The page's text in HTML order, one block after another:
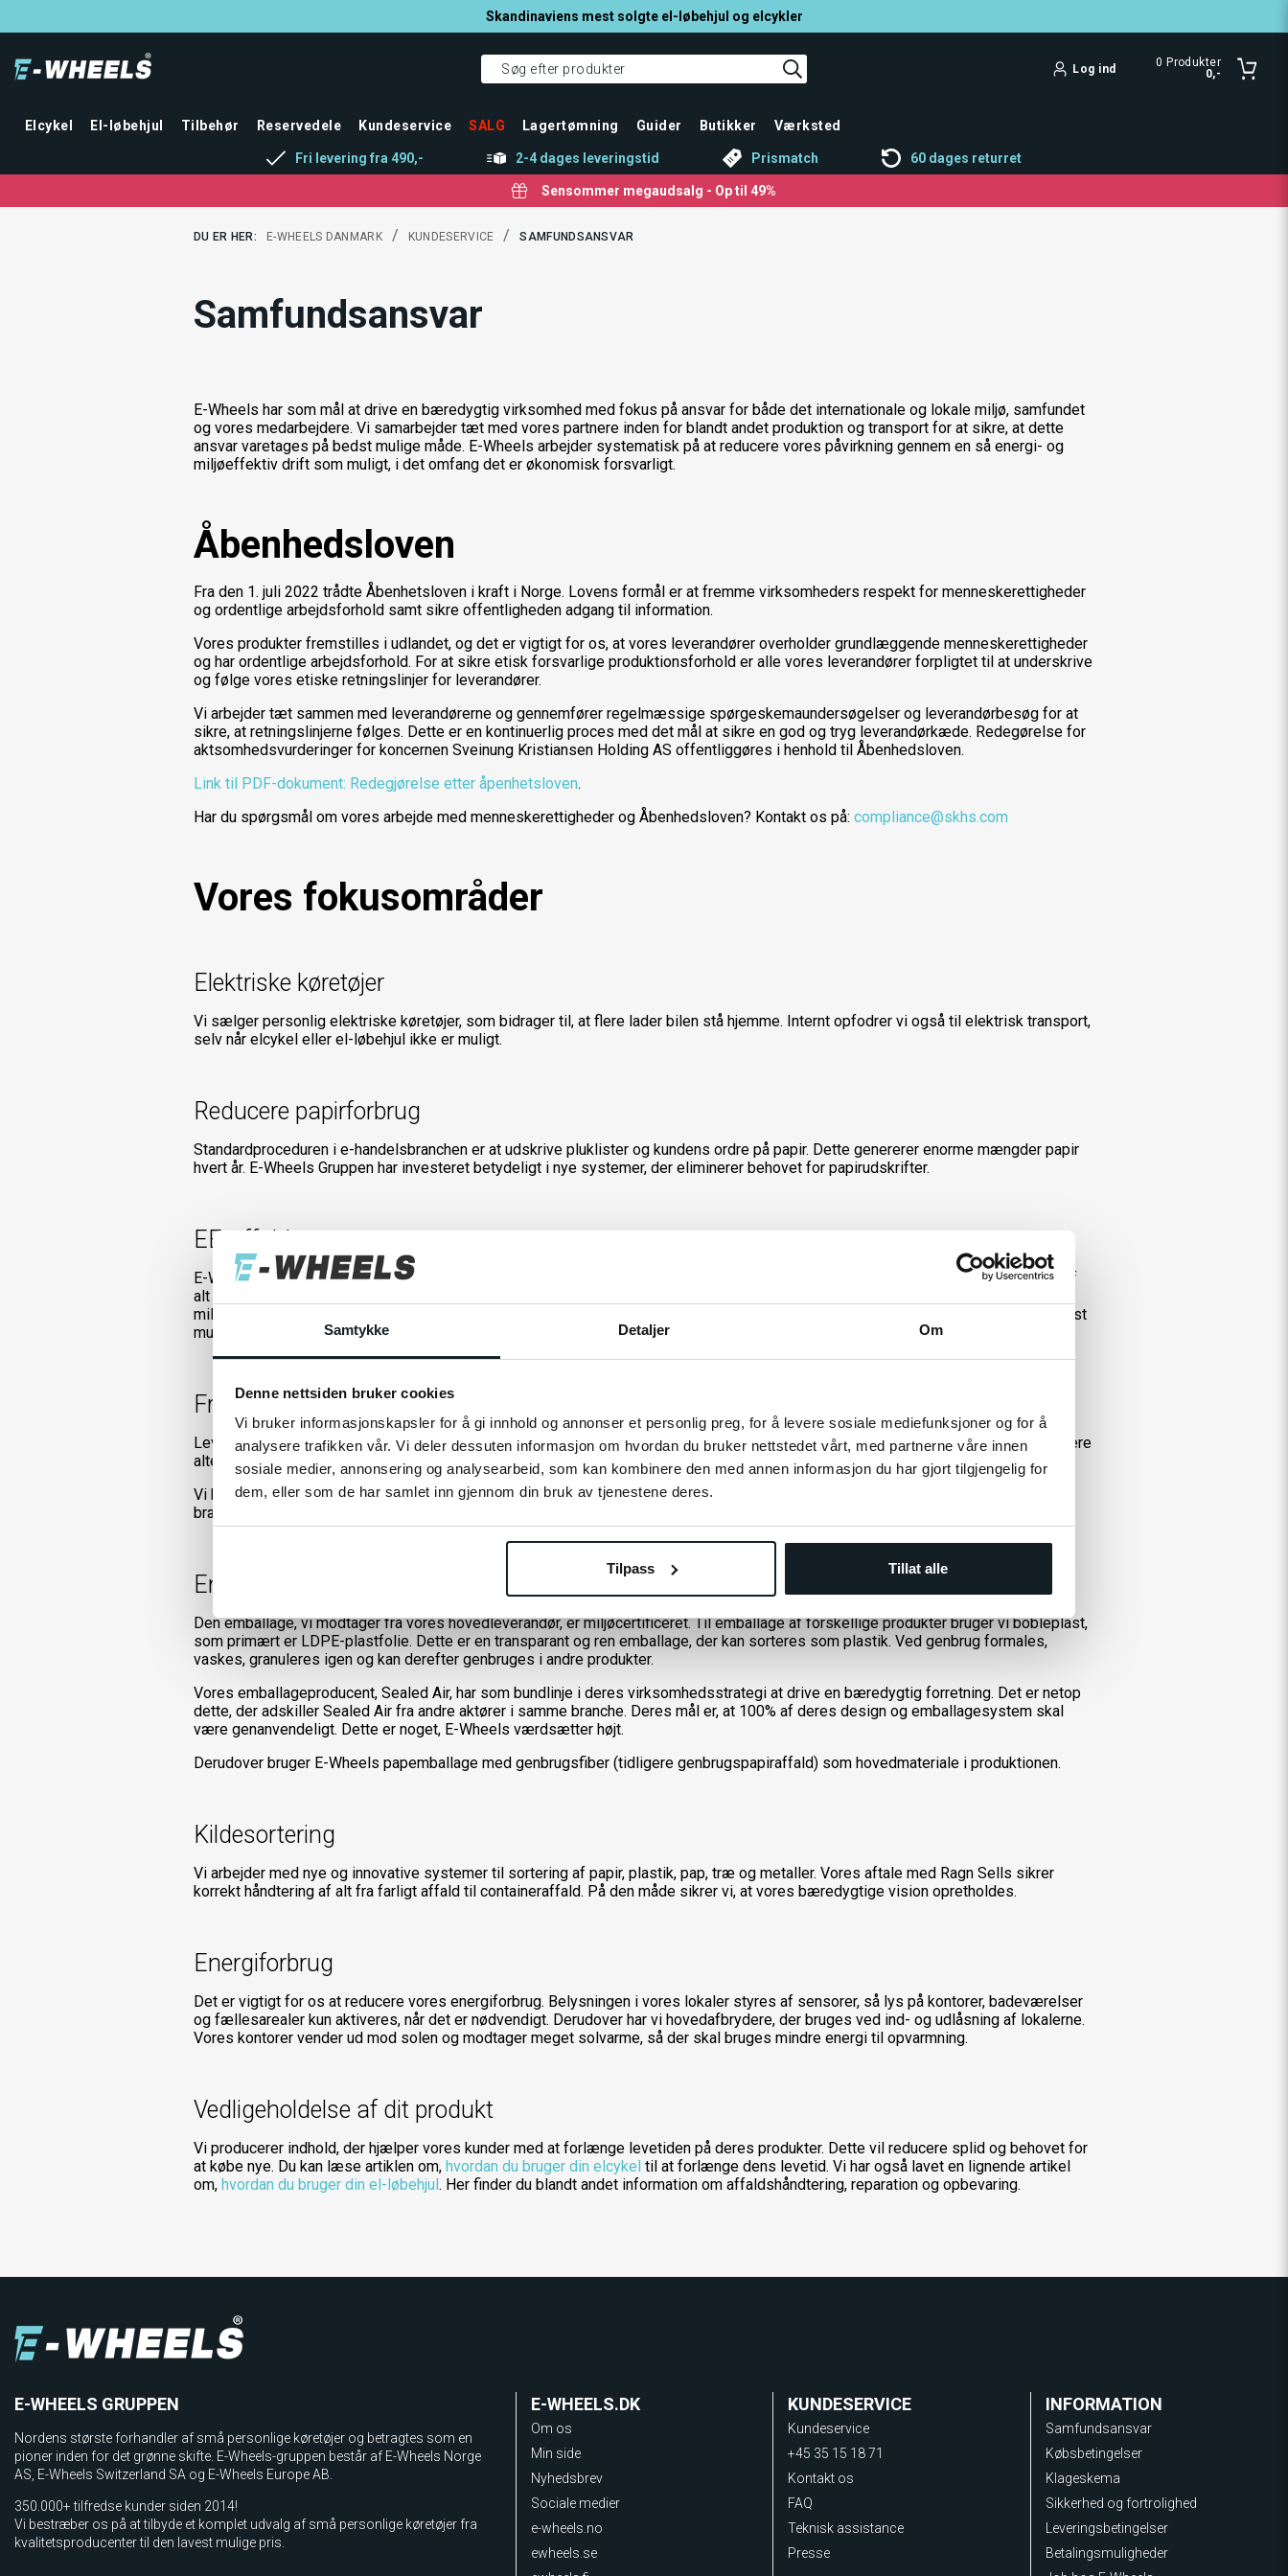
Samtykke Detaljer Om
Denne nettsiden bruker cookies
Vi bruker informasjonskapsler for å gi innhold og annonser et personlig preg, for å levere sosiale mediefunksjoner og for å
analysere trafikken vår. Vi deler dessuten informasjon om hvordan du bruker nettstedet vårt, med partnerne våre innen
sosiale medier, annonsering og analysearbeid, som kan kombinere den med annen informasjon du har gjort tilgjengelig for
dem, eller som de har samlet inn gjennom din bruk av tjenestene deres.
Tilpass Tillat alle
Skandinaviens mest solgte el-løbehjul og elcykler
Log ind 0 Produkter
0,-
Elcykel El-løbehjul Tilbehør Reservedele Kundeservice SALG Lagertømning Guider Butikker Værksted
Fri levering fra 490,- 2-4 dages leveringstid Prismatch 60 dages returret
Sensommer megaudsalg - Op til 49%
DU ER HER: E-WHEELS DANMARK / KUNDESERVICE / SAMFUNDSANSVAR
Samfundsansvar
E-Wheels har som mål at drive en bæredygtig virksomhed med fokus på ansvar for både det internationale og lokale miljø, samfundet
og vores medarbejdere. Vi samarbejder tæt med vores partnere inden for blandt andet produktion og transport for at sikre, at dette
ansvar varetages på bedst mulige måde. E-Wheels arbejder systematisk på at reducere vores påvirkning gennem en så energi- og
miljøeffektiv drift som muligt, i det omfang det er økonomisk forsvarligt.
Åbenhedsloven
Fra den 1. juli 2022 trådte Åbenhetsloven i kraft i Norge. Lovens formål er at fremme virksomheders respekt for menneskerettigheder
og ordentlige arbejdsforhold samt sikre offentligheden adgang til information.
Vores produkter fremstilles i udlandet, og det er vigtigt for os, at vores leverandører overholder grundlæggende menneskerettigheder
og har ordentlige arbejdsforhold. For at sikre etisk forsvarlige produktionsforhold er alle vores leverandører forpligtet til at underskrive
og følge vores etiske retningslinjer for leverandører.
Vi arbejder tæt sammen med leverandørerne og gennemfører regelmæssige spørgeskemaundersøgelser og leverandørbesøg for at
sikre, at retningslinjerne følges. Dette er en kontinuerlig proces med det mål at sikre en god og tryg leverandørkæde. Redegørelse for
aktsomhedsvurderinger for koncernen Sveinung Kristiansen Holding AS offentliggøres i henhold til Åbenhedsloven.
Link til PDF-dokument: Redegjørelse etter åpenhetsloven.
Har du spørgsmål om vores arbejde med menneskerettigheder og Åbenhedsloven? Kontakt os på: compliance@skhs.com
Vores fokusområder
Elektriske køretøjer
Vi sælger personlig elektriske køretøjer, som bidrager til, at flere lader bilen stå hjemme. Internt opfodrer vi også til elektrisk transport,
selv når elcykel eller el-løbehjul ikke er muligt.
Reducere papirforbrug
Standardproceduren i e-handelsbranchen er at udskrive pluklister og kundens ordre på papir. Dette genererer enorme mængder papir
hvert år. E-Wheels Gruppen har investeret betydeligt i nye systemer, der eliminerer behovet for papirudskrifter.
EE-affald
E-Wheels tilbyder og håndterer alt udtjent elektronisk udstyr. Vi gør dette i samarbejde med Serva, som er ansvarlig for håndtering af
alt EE-affald fra os, og store dele af blandt andet IT-branchen. Ligesom andre virksomheder er der et krav om, at alle produkter har
miljøafgifter inkluderet i prisen. Dette er også tilfældet hos E-Wheels. Miljøafgiften er en offentlig afgift, der primært sikrer den bedst
mulige håndtering af forskelligt EE-affald, men også finansierer returordninger.
Fragt og transport
Leveringer fra E-Wheels sker gennem post- og logistikgruppene PostNord, Bring og DHL. Her arbejdes der blandt andet på at etablere
alternative køretøjer, der bruger vedvarende brændstof. Vores transportører arbejder med, og har et stærkt fokus på, miljøansvar.
Vi bruger Mærsk som vores partner til søtransport. Mærsks mål er at blive klimaneutral i 2040 med ny teknologi, nye skibe og nye
brændstoffer.
Emballage
Den emballage, vi modtager fra vores hovedleverandør, er miljøcertificeret. Til emballage af forskellige produkter bruger vi bobleplast,
som primært er LDPE-plastfolie. Dette er en transparant og ren emballage, der kan sorteres som plastik. Ved genbrug formales,
vaskes, granuleres igen og kan derefter genbruges i andre produkter.
Vores emballageproducent, Sealed Air, har som bundlinje i deres virksomhedsstrategi at drive en bæredygtig forretning. Det er netop
dette, der adskiller Sealed Air fra andre aktører i samme branche. Deres mål er, at 100% af deres design og emballagesystem skal
være genanvendeligt. Dette er noget, E-Wheels værdsætter højt.
Derudover bruger E-Wheels papemballage med genbrugsfiber (tidligere genbrugspapiraffald) som hovedmateriale i produktionen.
Kildesortering
Vi arbejder med nye og innovative systemer til sortering af papir, plastik, pap, træ og metaller. Vores aftale med Ragn Sells sikrer
korrekt håndtering af alt fra farligt affald til containeraffald. På den måde sikrer vi, at vores bæredygtige vision opretholdes.
Energiforbrug
Det er vigtigt for os at reducere vores energiforbrug. Belysningen i vores lokaler styres af sensorer, så lys på kontorer, badeværelser
og fællesarealer kun aktiveres, når det er nødvendigt. Derudover har vi hovedafbrydere, der bruges ved ind- og udlåsning af lokalerne.
Vores kontorer vender ud mod solen og modtager meget solvarme, så der skal bruges mindre energi til opvarmning.
Vedligeholdelse af dit produkt
Vi producerer indhold, der hjælper vores kunder med at forlænge levetiden på deres produkter. Dette vil reducere splid og behovet for
at købe nye. Du kan læse artiklen om, hvordan du bruger din elcykel til at forlænge dens levetid. Vi har også lavet en lignende artikel
om, hvordan du bruger din el-løbehjul. Her finder du blandt andet information om affaldshåndtering, reparation og opbevaring.
E-WHEELS GRUPPEN
Nordens største forhandler af små personlige køretøjer og betragtes som en
pioner inden for det grønne skifte. E-Wheels-gruppen består af E-Wheels Norge
AS, E­-Wheels Switzerland SA og E-Wheels Europe AB.
350.000+ tilfredse kunder siden 2014!
Vi bestræber os på at tilbyde et komplet udvalg af små personlige køretøjer fra
kvalitetsproducenter til den lavest mulige pris.
E-WHEELS.DK
Om os
Min side
Nyhedsbrev
Sociale medier
e-wheels.no
ewheels.se
KUNDESERVICE
Kundeservice
+45 35 15 18 71
Kontakt os
FAQ
Teknisk assistance
Presse
INFORMATION
Samfundsansvar
Købsbetingelser
Klageskema
Sikkerhed og fortrolighed
Leveringsbetingelser
Betalingsmuligheder